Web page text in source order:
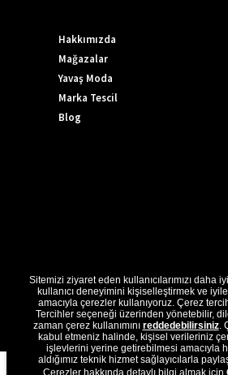
Hakkımızda
Mağazalar
Yavaş Moda
Marka Tescil
Blog
Sitemizi ziyaret eden kullanıcılarımızı daha
kullanıcı deneyimini kişiselleştirmek ve
amacıyla çerezler kullanıyoruz. Çerez
Tercihler seçeneği üzerinden yönetebilir,
zaman çerez kullanımını reddedebilirsiniz.
kabul etmeniz halinde, kişisel verileriniz
işlevlerini yerine getirebilmesi amacıyla
aldığımız teknik hizmet sağlayıcılarla
Çerezler hakkında detaylı bilgi almak için